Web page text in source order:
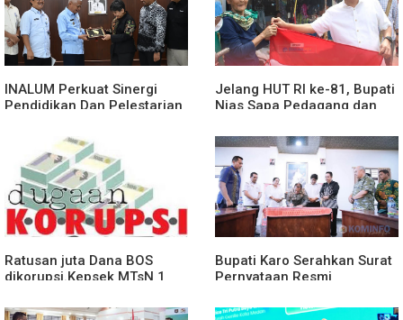
INALUM Perkuat Sinergi
Pendidikan Dan Pelestarian
PemprovSu
Jelang HUT RI ke-81, Bupati
Nias Sapa Pedagang dan
Putih
Ratusan juta Dana BOS
dikorupsi.Kepsek MTsN 1
Bupati Karo Serahkan Surat
Pernyataan Resmi
Kabanjahe